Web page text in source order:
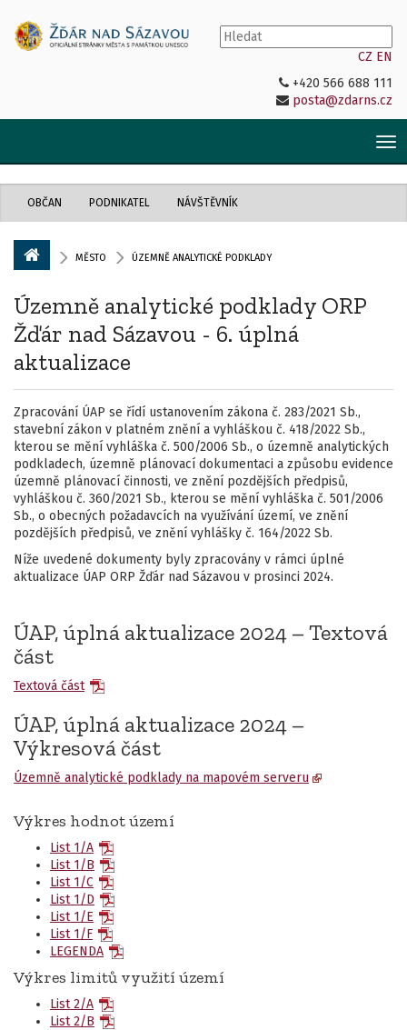
CZ EN
+420 566 688 111
posta@zdarns.cz
OBČAN PODNIKATEL NÁVŠTĚVNÍK
MĚSTO ÚZEMNĚ ANALYTICKÉ PODKLADY
Územně analytické podklady ORP
Žďár nad Sázavou - 6. úplná
aktualizace
Zpracování ÚAP se řídí ustanovením zákona č. 283/2021 Sb.,
stavební zákon v platném znění a vyhláškou č. 418/2022 Sb.,
kterou se mění vyhláška č. 500/2006 Sb., o územně analytických
podkladech, územně plánovací dokumentaci a způsobu evidence
územně plánovací činnosti, ve znění pozdějších předpisů,
vyhláškou č. 360/2021 Sb., kterou se mění vyhláška č. 501/2006
Sb., o obecných požadavcích na využívání území, ve znění
pozdějších předpisů, ve znění vyhlášky č. 164/2022 Sb.
Níže uvedené dokumenty byly zpracovány v rámci úplné
aktualizace ÚAP ORP Žďár nad Sázavou v prosinci 2024.
ÚAP, úplná aktualizace 2024 – Textová
část
Textová část
ÚAP, úplná aktualizace 2024 –
Výkresová část
Územně analytické podklady na mapovém serveru
Výkres hodnot území
List 1/A
List 1/B
List 1/C
List 1/D
List 1/E
List 1/F
LEGENDA
Výkres limitů využití území
List 2/A
List 2/B